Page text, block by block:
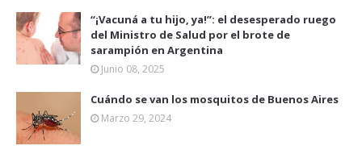
“¡Vacuná a tu hijo, ya!”: el desesperado ruego
del Ministro de Salud por el brote de
sarampión en Argentina
Junio 08, 2025
Cuándo se van los mosquitos de Buenos Aires
Marzo 29, 2024